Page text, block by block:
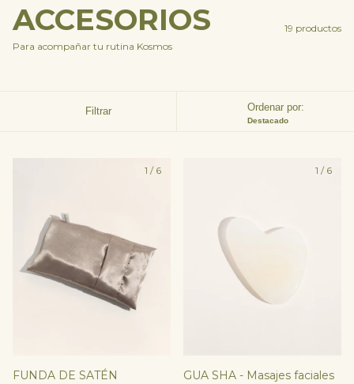
ACCESORIOS
19 productos
Para acompañar tu rutina Kosmos
Filtrar Ordenar por:
Destacado
1 / 6
FUNDA DE SATÉN
1 / 6
GUA SHA - Masajes faciales